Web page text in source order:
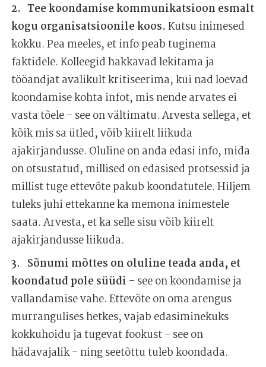
Tee koondamise kommunikatsioon esmalt
kogu organisatsioonile koos.Kutsu inimesed
kokku. Pea meeles, et info peab tuginema
faktidele. Kolleegid hakkavad lekitama ja
tööandjat avalikult kritiseerima, kui nad loevad
koondamise kohta infot, mis nende arvates ei
vasta tõele – see on vältimatu. Arvesta sellega, et
kõik mis sa ütled, võib kiirelt liikuda
ajakirjandusse. Oluline on anda edasi info, mida
on otsustatud, millised on edasised protsessid ja
millist tuge ettevõte pakub koondatutele. Hiljem
tuleks juhi ettekanne ka memona inimestele
saata. Arvesta, et ka selle sisu võib kiirelt
ajakirjandusse liikuda.
Sõnumi mõttes on oluline teada anda, et
koondatud pole süüdi – see on koondamise ja
vallandamise vahe. Ettevõte on oma arengus
murrangulises hetkes, vajab edasiminekuks
kokkuhoidu ja tugevat fookust – see on
hädavajalik – ning seetõttu tuleb koondada.